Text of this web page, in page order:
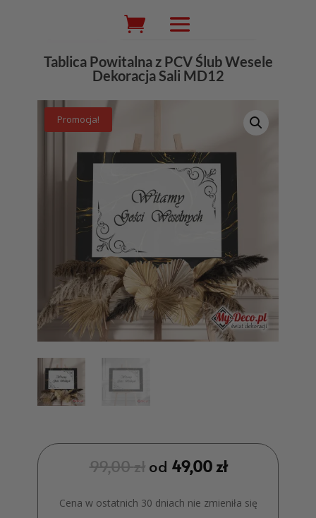
Wyszukiwarka
produktów
Tablica Powitalna z PCV Ślub Wesele
Dekoracja Sali MD12
Promocja!
99,00złod 49,00zł
Cena w ostatnich 30 dniach nie zmieniła się